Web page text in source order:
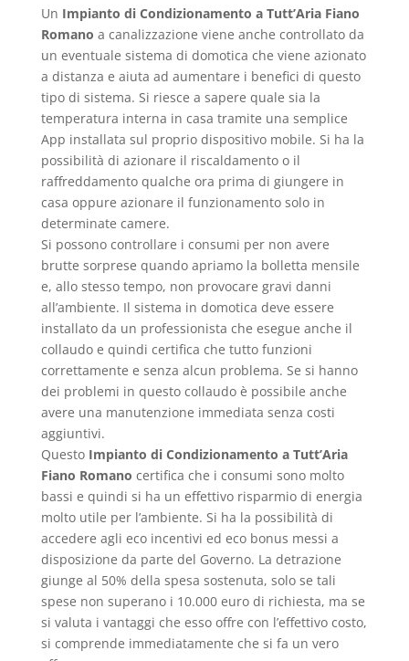
Un Impianto di Condizionamento a Tutt’Aria Fiano
Romano a canalizzazione viene anche controllato da
un eventuale sistema di domotica che viene azionato
a distanza e aiuta ad aumentare i benefici di questo
tipo di sistema. Si riesce a sapere quale sia la
temperatura interna in casa tramite una semplice
App installata sul proprio dispositivo mobile. Si ha la
possibilità di azionare il riscaldamento o il
raffreddamento qualche ora prima di giungere in
casa oppure azionare il funzionamento solo in
determinate camere.
Si possono controllare i consumi per non avere
brutte sorprese quando apriamo la bolletta mensile
e, allo stesso tempo, non provocare gravi danni
all’ambiente. Il sistema in domotica deve essere
installato da un professionista che esegue anche il
collaudo e quindi certifica che tutto funzioni
correttamente e senza alcun problema. Se si hanno
dei problemi in questo collaudo è possibile anche
avere una manutenzione immediata senza costi
aggiuntivi.
Questo Impianto di Condizionamento a Tutt’Aria
Fiano Romano certifica che i consumi sono molto
bassi e quindi si ha un effettivo risparmio di energia
molto utile per l’ambiente. Si ha la possibilità di
accedere agli eco incentivi ed eco bonus messi a
disposizione da parte del Governo. La detrazione
giunge al 50% della spesa sostenuta, solo se tali
spese non superano i 10.000 euro di richiesta, ma se
si valuta i vantaggi che esso offre con l’effettivo costo,
si comprende immediatamente che si fa un vero